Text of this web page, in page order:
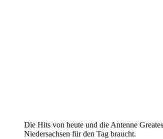
Die Hits von heute und die Antenne
Niedersachsen für den Tag braucht.